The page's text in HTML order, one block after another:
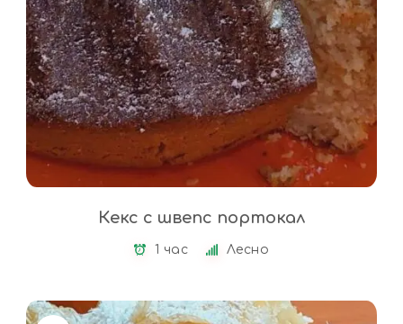
Кекс с швепс портокал
1 час Лесно